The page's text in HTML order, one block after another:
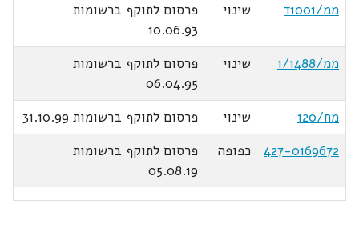
ממ/1001ד
שינוי
פרסום לתוקף ברשומות
10.06.93
ממ/1/1488
שינוי
פרסום לתוקף ברשומות
06.04.95
מח/120
שינוי
פרסום לתוקף ברשומות 31.10.99
427-0169672
כפופה
פרסום לתוקף ברשומות
05.08.19